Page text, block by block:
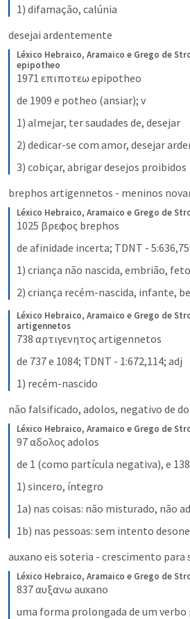
1) difamação, calúnia
desejai ardentemente
Léxico Hebraico, Aramaico e Grego de
epipotheo
1971 επιποτεω epipotheo
de 1909 e potheo (ansiar); v
1) almejar, ter saudades de, desejar
2) dedicar-se com amor, desejar
3) cobiçar, abrigar desejos proibidos
brephos artigennetos - meninos
Léxico Hebraico, Aramaico e Grego de
1025 βρεφος brephos
de afinidade incerta; TDNT -
1) criança não nascida, embrião, feto
2) criança recém-nascida, infante,
Léxico Hebraico, Aramaico e Grego de
artigennetos
738 αρτιγενητος artigennetos
de 737 e 1084; TDNT - 1:672,114; adj
1) recém-nascido
não falsificado, adolos, negativo de
Léxico Hebraico, Aramaico e Grego de
97 αδολος adolos
de 1 (como partícula negativa), e
1) sincero, íntegro
1a) nas coisas: não misturado, não
1b) nas pessoas: sem intento
auxano eis soteria - crescimento para
Léxico Hebraico, Aramaico e Grego de
837 αυξανω auxano
uma forma prolongada de um